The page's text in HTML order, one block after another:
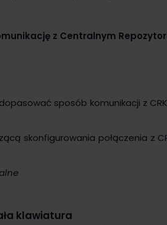
z Centralnym
sposób komunikacji z
skonfigurowania połączenia z
klawiatura